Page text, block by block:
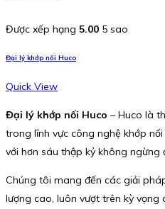
Được xếp hạng 5.00 5 sao
Đại lý khớp nối Huco
Quick View
Đại lý khớp nối Huco – Huco là
trong lĩnh vực công nghệ khớp
với hơn sáu thập kỷ không ngừng
Chúng tôi mang đến các giải
lượng cao, luôn vượt trên kỳ vọng